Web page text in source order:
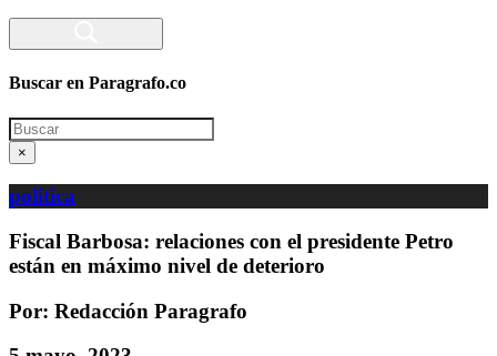
Buscar en Paragrafo.co
Search
×
política
Fiscal Barbosa: relaciones con el presidente Petro
están en máximo nivel de deterioro
Por: Redacción Paragrafo